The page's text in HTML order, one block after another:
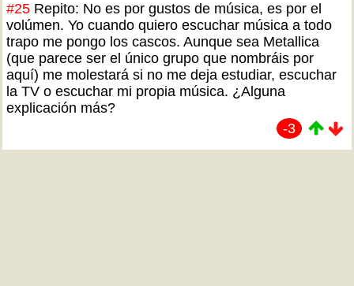
#25 Repito: No es por gustos de música, es por el
volúmen. Yo cuando quiero escuchar música a todo
trapo me pongo los cascos. Aunque sea Metallica
(que parece ser el único grupo que nombráis por
aquí) me molestará si no me deja estudiar, escuchar
la TV o escuchar mi propia música. ¿Alguna
explicación más?
-3